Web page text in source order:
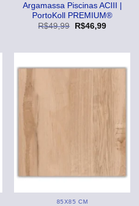
Argamassa Piscinas ACIII |
PortoKoll PREMIUM®
R$49,99
O
R$46,99O
85X85 CM